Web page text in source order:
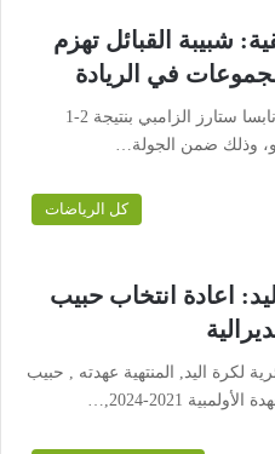
شبيبة القبائل تهزم
في الريادة
/ع أطاح فريق شبيبة القبائل بضيفه نابسا ستارز الزامبي بنتيجة 2-1
كل الرياضات
اعادة انتخاب حبيب
لكرة اليد, المنتهية عهدته , حبيب
2021-2024,…